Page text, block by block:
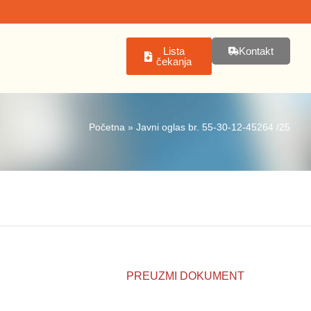
Lista
čekanja
Kontakt
Početna» Javni oglas br. 55-30-12-45264 /25
PREUZMI DOKUMENT